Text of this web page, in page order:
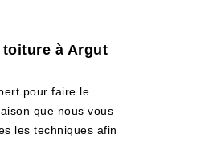
à Argut
pour faire le
que nous vous
les techniques afin